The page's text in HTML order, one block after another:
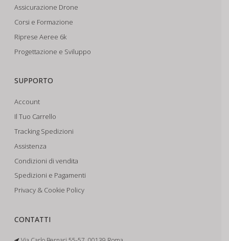
Assicurazione Drone
Corsi e Formazione
Riprese Aeree 6k
Progettazione e Sviluppo
SUPPORTO
Account
Il Tuo Carrello
Tracking Spedizioni
Assistenza
Condizioni di vendita
Spedizioni e Pagamenti
Privacy & Cookie Policy
CONTATTI